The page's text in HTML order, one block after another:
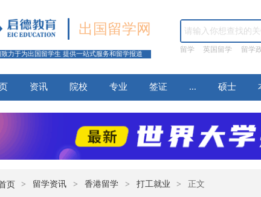
出国留学网
力于为出国留学生 提供一站式服务和留学报道 留学 英国留学 留学
资讯 院校 专业 签证 ... 硕士
页 > 留学资讯 > 香港留学 > 打工就业 > 正文